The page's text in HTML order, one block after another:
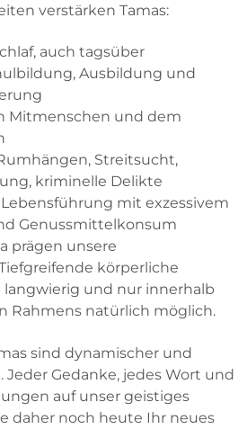
verstärken Tamas:
auch tagsüber
Ausbildung und
Mitmenschen und dem
Streitsucht,
kriminelle Delikte
mit exzessivem
Genussmittelkonsum
prägen unsere
körperliche
langwierig und nur innerhalb
Rahmens natürlich möglich.
sind dynamischer und
Jeder Gedanke, jedes Wort und
auf unser geistiges
daher noch heute Ihr neues